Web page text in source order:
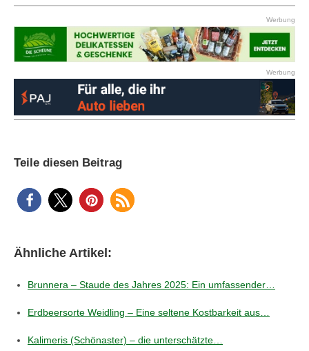
Werbung
Werbung
Teile diesen Beitrag
Ähnliche Artikel:
Brunnera – Staude des Jahres 2025: Ein umfassender…
Erdbeersorte Weidling – Eine seltene Kostbarkeit aus…
Kalimeris (Schönaster) – die unterschätzte…